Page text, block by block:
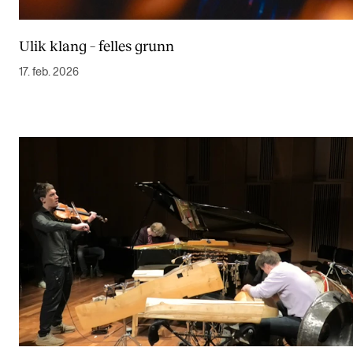
Ulik klang – felles grunn
17. feb. 2026